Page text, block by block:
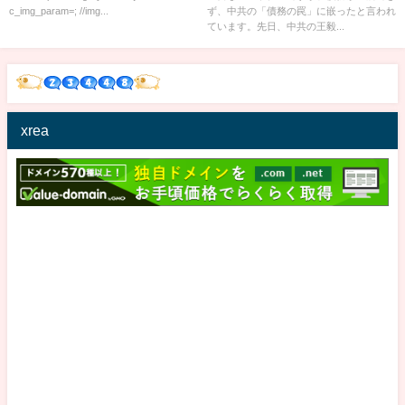
c_img_param=; //img...
ず、中共の「債務の罠」に嵌ったと言われ
ています。先日、中共の王毅...
xrea